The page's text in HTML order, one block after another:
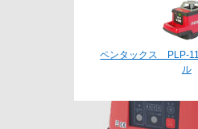
ペンタックス PLP-
ル